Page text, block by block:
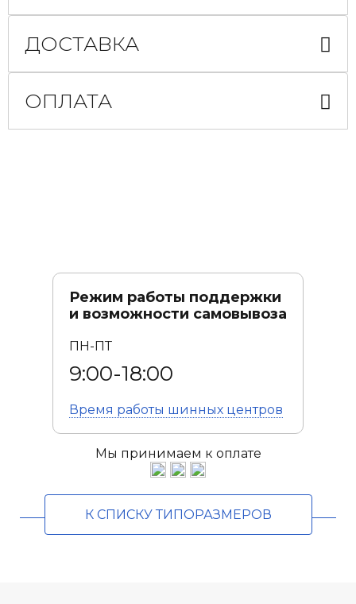
ДОСТАВКА
ОПЛАТА
Режим работы поддержки
и возможности самовывоза
ПН-ПТ
9:00-18:00
Время работы шинных центров
Мы принимаем к оплате
К СПИСКУ ТИПОРАЗМЕРОВ